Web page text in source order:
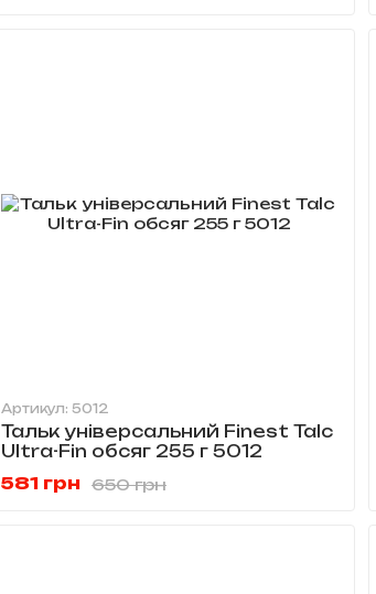
Артикул: 5012
Тальк універсальний Finest Talc
Ultra-Fin обсяг 255 г 5012
650 грн
581 грн